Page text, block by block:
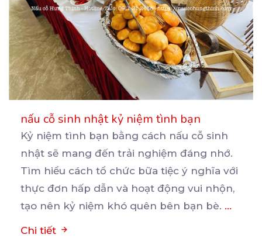
nấu cỗ sinh nhật kỷ niệm tình bạn
Kỷ niệm tình bạn bằng cách nấu cỗ sinh
nhật sẽ mang đến trải nghiệm đáng nhớ.
Tìm hiểu cách tổ chức bữa tiệc ý nghĩa với
thực đơn hấp dẫn và hoạt động vui nhộn,
tạo nên kỷ niệm khó quên bên bạn bè. ...
Chi tiết